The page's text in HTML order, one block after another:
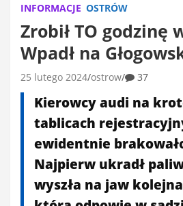
INFORMACJE OSTRÓW
Zrobił TO godzinę
Wpadł na
25 lutego 2024 ostrow 37
Kierowcy audi na
tablicach
ewidentnie
Najpierw ukradł
wyszła na jaw